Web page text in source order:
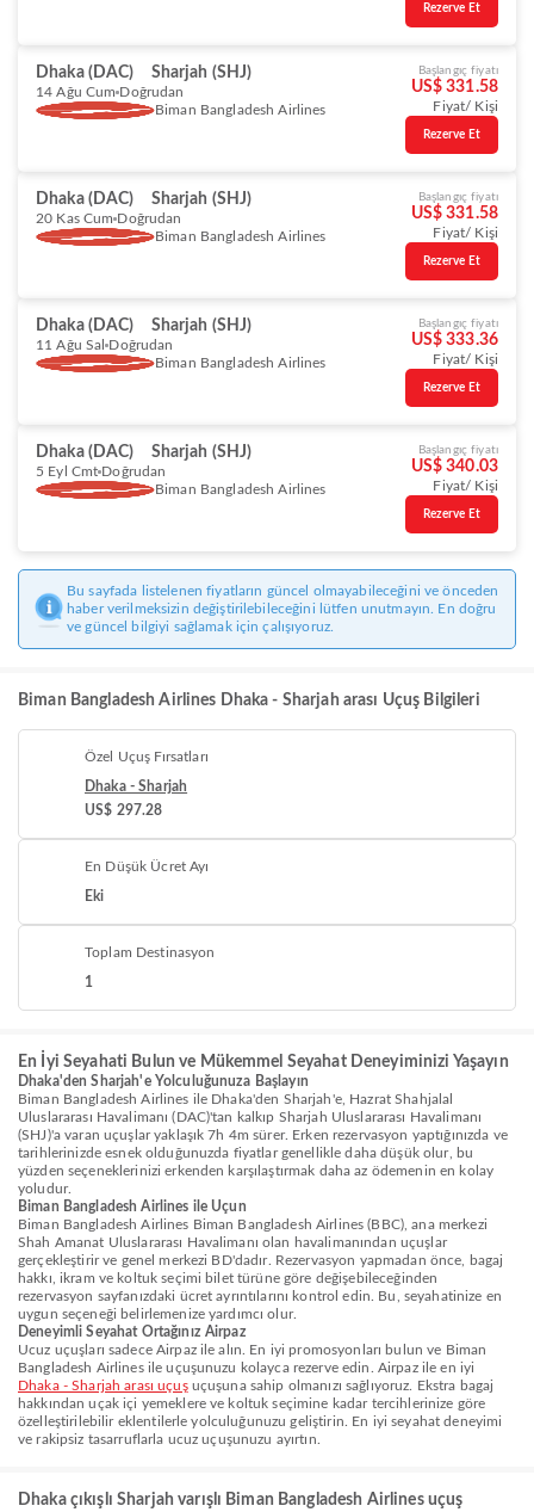
Rezerve Et
Dhaka (DAC) Sharjah (SHJ)
14 Ağu Cum Doğrudan
Biman Bangladesh Airlines
Başlangıç fiyatı
US$ 331.58
Fiyat/ Kişi
Rezerve Et
Dhaka (DAC) Sharjah (SHJ)
20 Kas Cum Doğrudan
Biman Bangladesh Airlines
Başlangıç fiyatı
US$ 331.58
Fiyat/ Kişi
Rezerve Et
Dhaka (DAC) Sharjah (SHJ)
11 Ağu Sal Doğrudan
Biman Bangladesh Airlines
Başlangıç fiyatı
US$ 333.36
Fiyat/ Kişi
Rezerve Et
Dhaka (DAC) Sharjah (SHJ)
5 Eyl Cmt Doğrudan
Biman Bangladesh Airlines
Başlangıç fiyatı
US$ 340.03
Fiyat/ Kişi
Rezerve Et
Bu sayfada listelenen fiyatların güncel olmayabileceğini ve önceden
haber verilmeksizin değiştirilebileceğini lütfen unutmayın. En doğru
ve güncel bilgiyi sağlamak için çalışıyoruz.
Biman Bangladesh Airlines Dhaka - Sharjah arası Uçuş Bilgileri
Özel Uçuş Fırsatları
Dhaka - Sharjah
US$ 297.28
En Düşük Ücret Ayı
Eki
Toplam Destinasyon
1
En İyi Seyahati Bulun ve Mükemmel Seyahat Deneyiminizi Yaşayın
Dhaka'den Sharjah'e Yolculuğunuza Başlayın
Biman Bangladesh Airlines ile Dhaka'den Sharjah'e, Hazrat Shahjalal
Uluslararası Havalimanı (DAC)'tan kalkıp Sharjah Uluslararası Havalimanı
(SHJ)'a varan uçuşlar yaklaşık 7h 4m sürer. Erken rezervasyon yaptığınızda ve
tarihlerinizde esnek olduğunuzda fiyatlar genellikle daha düşük olur, bu
yüzden seçeneklerinizi erkenden karşılaştırmak daha az ödemenin en kolay
yoludur.
Biman Bangladesh Airlines ile Uçun
Biman Bangladesh Airlines Biman Bangladesh Airlines (BBC), ana merkezi
Shah Amanat Uluslararası Havalimanı olan havalimanından uçuşlar
gerçekleştirir ve genel merkezi BD'dadır. Rezervasyon yapmadan önce, bagaj
hakkı, ikram ve koltuk seçimi bilet türüne göre değişebileceğinden
rezervasyon sayfanızdaki ücret ayrıntılarını kontrol edin. Bu, seyahatinize en
uygun seçeneği belirlemenize yardımcı olur.
Deneyimli Seyahat Ortağınız Airpaz
Ucuz uçuşları sadece Airpaz ile alın. En iyi promosyonları bulun ve Biman
Bangladesh Airlines ile uçuşunuzu kolayca rezerve edin. Airpaz ile en iyi
Dhaka - Sharjah arası uçuşuçuşuna sahip olmanızı sağlıyoruz. Ekstra bagaj
hakkından uçak içi yemeklere ve koltuk seçimine kadar tercihlerinize göre
özelleştirilebilir eklentilerle yolculuğunuzu geliştirin. En iyi seyahat deneyimi
ve rakipsiz tasarruflarla ucuz uçuşunuzu ayırtın.
Dhaka çıkışlı Sharjah varışlı Biman Bangladesh Airlines uçuş